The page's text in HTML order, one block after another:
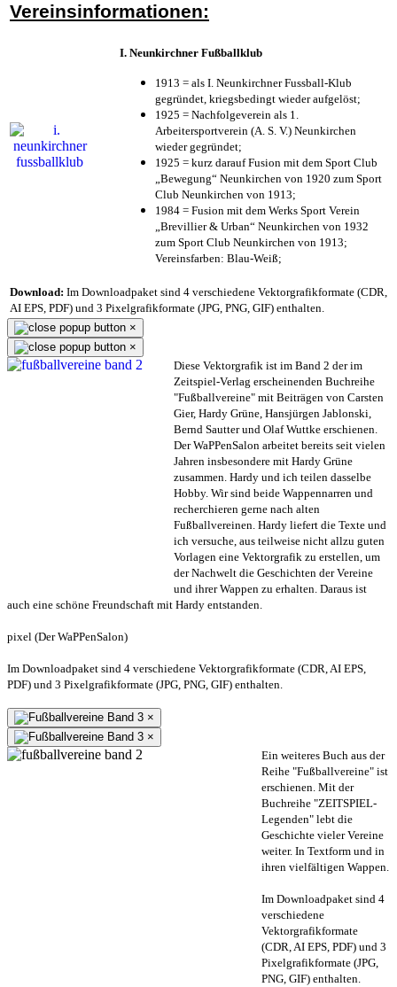
Vereinsinformationen:
I. Neunkirchner Fußballklub
1913 = als I. Neunkirchner Fussball-Klub
gegründet, kriegsbedingt wieder aufgelöst;
1925 = Nachfolgeverein als 1.
Arbeitersportverein (A. S. V.) Neunkirchen
wieder gegründet;
1925 = kurz darauf Fusion mit dem Sport Club
„Bewegung“ Neunkirchen von 1920 zum Sport
Club Neunkirchen von 1913;
1984 = Fusion mit dem Werks Sport Verein
„Brevillier & Urban“ Neunkirchen von 1932
zum Sport Club Neunkirchen von 1913;
Vereinsfarben: Blau-Weiß;
Download: Im Downloadpaket sind 4 verschiedene Vektorgrafikformate (CDR,
AI EPS, PDF) und 3 Pixelgrafikformate (JPG, PNG, GIF) enthalten.
×
×
Diese Vektorgrafik ist im Band 2 der im
Zeitspiel-Verlag erscheinenden Buchreihe
"Fußballvereine" mit Beiträgen von Carsten
Gier, Hardy Grüne, Hansjürgen Jablonski,
Bernd Sautter und Olaf Wuttke erschienen.
Der WaPPenSalon arbeitet bereits seit vielen
Jahren insbesondere mit Hardy Grüne
zusammen. Hardy und ich teilen dasselbe
Hobby. Wir sind beide Wappennarren und
recherchieren gerne nach alten
Fußballvereinen. Hardy liefert die Texte und
ich versuche, aus teilweise nicht allzu guten
Vorlagen eine Vektorgrafik zu erstellen, um
der Nachwelt die Geschichten der Vereine
und ihrer Wappen zu erhalten. Daraus ist
auch eine schöne Freundschaft mit Hardy entstanden.
pixel (Der WaPPenSalon)
Im Downloadpaket sind 4 verschiedene Vektorgrafikformate (CDR, AI EPS,
PDF) und 3 Pixelgrafikformate (JPG, PNG, GIF) enthalten.
×
×
Ein weiteres Buch aus der
Reihe "Fußballvereine" ist
erschienen. Mit der
Buchreihe "ZEITSPIEL-
Legenden" lebt die
Geschichte vieler Vereine
weiter. In Textform und in
ihren vielfältigen Wappen.
Im Downloadpaket sind 4
verschiedene
Vektorgrafikformate
(CDR, AI EPS, PDF) und 3
Pixelgrafikformate (JPG,
PNG, GIF) enthalten.